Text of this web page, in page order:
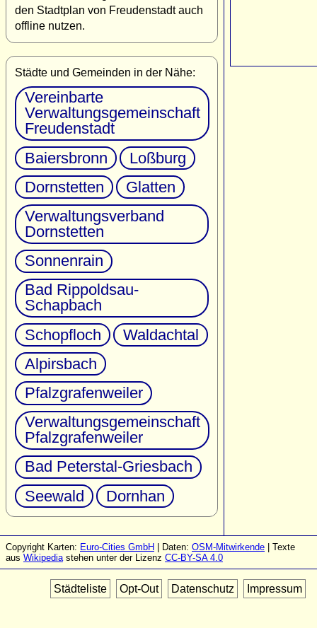
den Stadtplan von Freudenstadt auch
offline nutzen.
Städte und Gemeinden in der Nähe:
Vereinbarte
Verwaltungsgemeinschaft
Freudenstadt
Baiersbronn
Loßburg
Dornstetten
Glatten
Verwaltungsverband
Dornstetten
Sonnenrain
Bad Rippoldsau-
Schapbach
Schopfloch
Waldachtal
Alpirsbach
Pfalzgrafenweiler
Verwaltungsgemeinschaft
Pfalzgrafenweiler
Bad Peterstal-Griesbach
Seewald
Dornhan
Copyright Karten: Euro-Cities GmbH | Daten: OSM-Mitwirkende | Texte
aus Wikipediastehen unter der Lizenz CC-BY-SA 4.0
Städteliste Opt-Out Datenschutz Impressum